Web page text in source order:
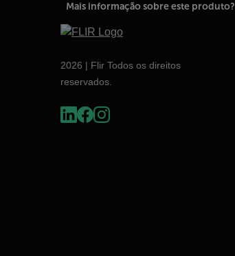
Mais informação sobre este produto?
2026 | Flir Todos os direitos
reservados.